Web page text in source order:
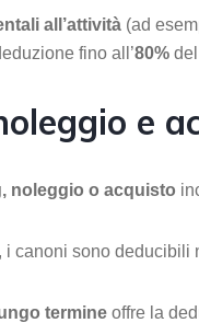
all’attività (ad
fino all’80%
e
noleggio o acquisto
, i canoni sono deducibili
termine offre la